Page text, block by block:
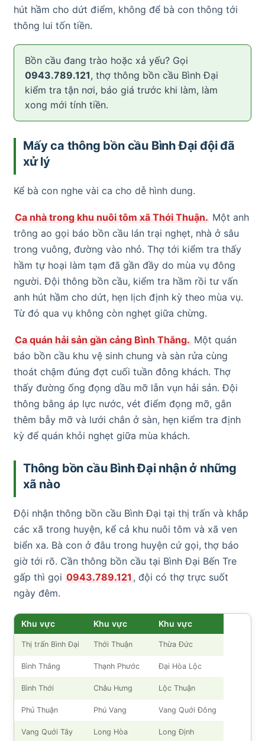
hút hầm cho dứt điểm, không để bà con thông tới
thông lui tốn tiền.
Bồn cầu đang trào hoặc xả yếu? Gọi
0943.789.121, thợ thông bồn cầu Bình Đại
kiểm tra tận nơi, báo giá trước khi làm, làm
xong mới tính tiền.
Mấy ca thông bồn cầu Bình Đại đội đã
xử lý
Kể bà con nghe vài ca cho dễ hình dung.
Ca nhà trong khu nuôi tôm xã Thới Thuận. Một anh
trông ao gọi báo bồn cầu lán trại nghẹt, nhà ở sâu
trong vuông, đường vào nhỏ. Thợ tới kiểm tra thấy
hầm tự hoại làm tạm đã gần đầy do mùa vụ đông
người. Đội thông bồn cầu, kiểm tra hầm rồi tư vấn
anh hút hầm cho dứt, hẹn lịch định kỳ theo mùa vụ.
Từ đó qua vụ không còn nghẹt giữa chừng.
Ca quán hải sản gần cảng Bình Thắng. Một quán
báo bồn cầu khu vệ sinh chung và sàn rửa cùng
thoát chậm đúng đợt cuối tuần đông khách. Thợ
thấy đường ống đọng dầu mỡ lẫn vụn hải sản. Đội
thông bằng áp lực nước, vét điểm đọng mỡ, gắn
thêm bẫy mỡ và lưới chắn ở sàn, hẹn kiểm tra định
kỳ để quán khỏi nghẹt giữa mùa khách.
Thông bồn cầu Bình Đại nhận ở những
xã nào
Đội nhận thông bồn cầu Bình Đại tại thị trấn và khắp
các xã trong huyện, kể cả khu nuôi tôm và xã ven
biển xa. Bà con ở đâu trong huyện cứ gọi, thợ báo
giờ tới rõ. Cần thông bồn cầu tại Bình Đại Bến Tre
gấp thì gọi 0943.789.121 , đội có thợ trực suốt
ngày đêm.
Khu vực Khu vực Khu vực
Thị trấn Bình Đại Thới Thuận Thừa Đức
Bình Thắng Thạnh Phước Đại Hòa Lộc
Bình Thới Châu Hưng Lộc Thuận
Phú Thuận Phú Vang Vang Quới Đông
Vang Quới Tây Long Hòa Long Định